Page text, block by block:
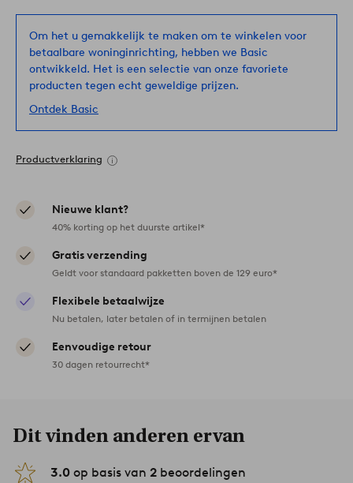
Om het u gemakkelijk te maken om te winkelen voor
betaalbare woninginrichting, hebben we Basic
ontwikkeld. Het is een selectie van onze favoriete
producten tegen echt geweldige prijzen.
Ontdek Basic
Productverklaring
Nieuwe klant?
40% korting op het duurste artikel*
Gratis verzending
Geldt voor standaard pakketten boven de 129 euro*
Flexibele betaalwijze
Nu betalen, later betalen of in termijnen betalen
Eenvoudige retour
30 dagen retourrecht*
Dit vinden anderen ervan
3.0 op basis van 2 beoordelingen